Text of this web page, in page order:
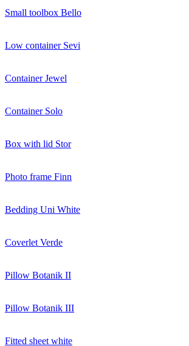
Small toolbox Bello
Low container Sevi
Container Jewel
Container Solo
Box with lid Stor
Photo frame Finn
Bedding Uni White
Coverlet Verde
Pillow Botanik II
Pillow Botanik III
Fitted sheet white